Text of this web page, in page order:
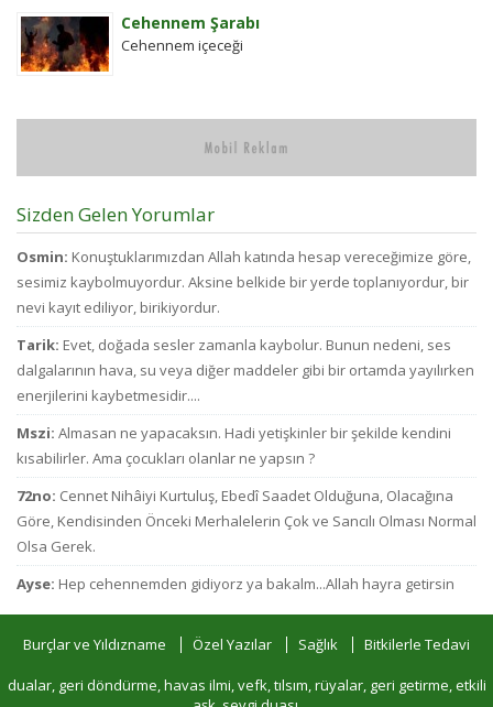
Cehennem Şarabı
Cehennem içeceği
Sizden Gelen Yorumlar
Osmin: Konuştuklarımızdan Allah katında hesap vereceğimize göre,
sesimiz kaybolmuyordur. Aksine belkide bir yerde toplanıyordur, bir
nevi kayıt ediliyor, birikiyordur.
Tarik: Evet, doğada sesler zamanla kaybolur. Bunun nedeni, ses
dalgalarının hava, su veya diğer maddeler gibi bir ortamda yayılırken
enerjilerini kaybetmesidir....
Mszi: Almasan ne yapacaksın. Hadi yetişkinler bir şekilde kendini
kısabilirler. Ama çocukları olanlar ne yapsın ?
72no: Cennet Nihâiyi Kurtuluş, Ebedî Saadet Olduğuna, Olacağına
Göre, Kendisinden Önceki Merhalelerin Çok ve Sancılı Olması Normal
Olsa Gerek.
Ayse: Hep cehennemden gidiyorz ya bakalm...Allah hayra getirsin
Burçlar ve Yıldızname Özel Yazılar Sağlık Bitkilerle Tedavi
dualar, geri döndürme, havas ilmi, vefk, tılsım, rüyalar, geri getirme, etkili